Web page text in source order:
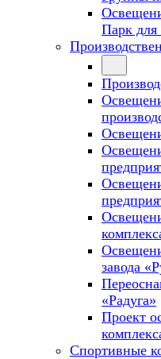
Парк
завода
«Радуга»
Проект
Спортивные